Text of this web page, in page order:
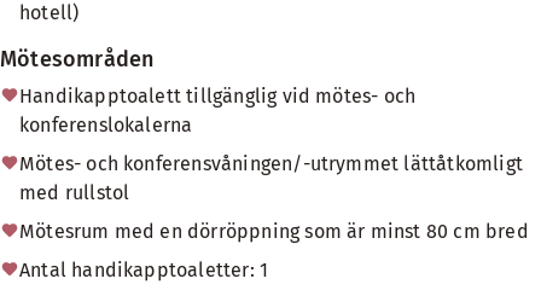
hotell)
Mötesområden
Handikapptoalett tillgänglig vid mötes- och
konferenslokalerna
Mötes- och konferensvåningen/-utrymmet lättåtkomligt
med rullstol
Mötesrum med en dörröppning som är minst 80 cm bred
Antal handikapptoaletter: 1